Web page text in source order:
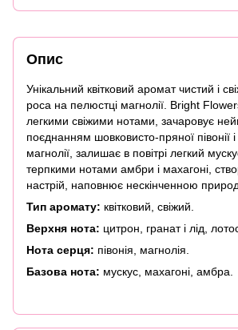
Опис
Унікальний квітковий аромат чистий і
роса на пелюстці магнолії. Bright
легкими свіжими нотами, зачаровує
поєднанням шовковисто-пряної півонії
магнолії, залишає в повітрі легкий
терпкими нотами амбри і махагоні,
настрій, наповнює нескінченною
Тип аромату: квітковий, свіжий.
Верхня нота: цитрон, гранат і лід,
Нота серця: півонія, магнолія.
Базова нота: мускус, махагоні, амбра.